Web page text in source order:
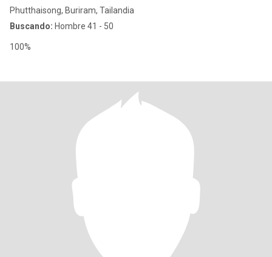
Phutthaisong, Buriram, Tailandia
Buscando: Hombre 41 - 50
100%